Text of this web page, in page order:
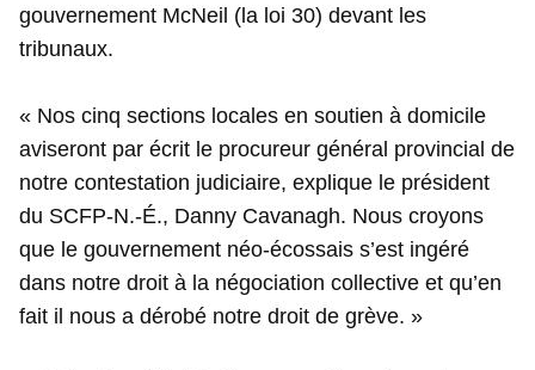
gouvernement McNeil (la loi 30) devant les
tribunaux.
« Nos cinq sections locales en soutien à domicile
aviseront par écrit le procureur général provincial de
notre contestation judiciaire, explique le président
du SCFP-N.-É., Danny Cavanagh. Nous croyons
que le gouvernement néo-écossais s’est ingéré
dans notre droit à la négociation collective et qu’en
fait il nous a dérobé notre droit de grève. »